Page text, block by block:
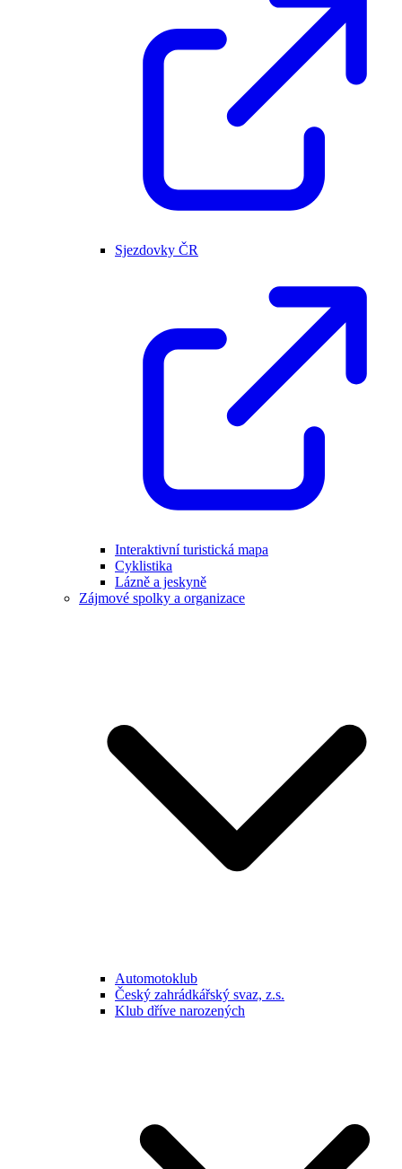
Sjezdovky ČR
Interaktivní turistická mapa
Cyklistika
Lázně a jeskyně
Zájmové spolky a organizace
Automotoklub
Český zahrádkářský svaz, z.s.
Klub dříve narozených